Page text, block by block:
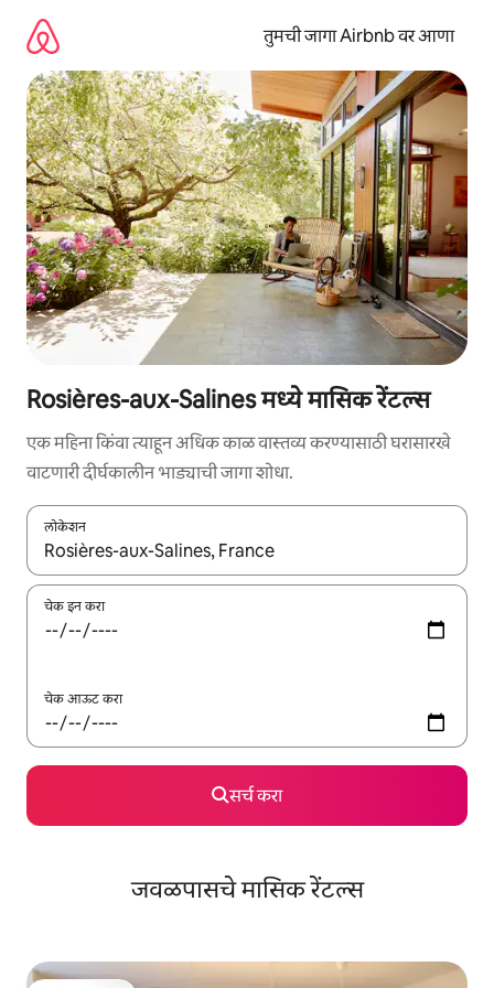
तुमची जागा Airbnb वर आणा
Rosières-aux-Salines मध्ये मासिक रेंटल्स
एक महिना किंवा त्याहून अधिक काळ वास्तव्य करण्यासाठी घरासारखे
वाटणारी दीर्घकालीन भाड्याची जागा शोधा.
लोकेशन
जेव्हा परिणाम उपलब्ध असतील, तेव्हा वरच्या आणि खाली बाणांच्या किजसह
चेक इन करा
चेक आऊट करा
सर्च करा
जवळपासचे मासिक रेंटल्स